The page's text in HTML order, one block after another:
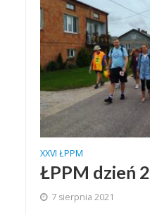
XXVI ŁPPM
ŁPPM dzień 2
7 sierpnia 2021